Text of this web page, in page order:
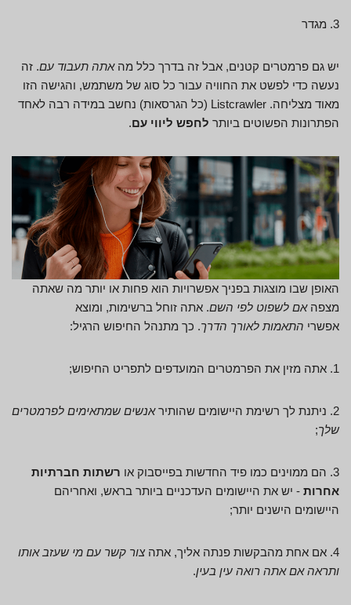
3. מגדר
יש גם פרמטרים קטנים, אבל זה בדרך כלל מהאתה תעבוד עם. זה
נעשה כדי לפשט את החוויה עבור כל סוג של משתמש, והגישה הזו
מאוד מצליחה. Listcrawler (כל הגרסאות) נחשב במידה רבה לאחד
הפתרונות הפשוטים ביותר לחפש ליווי עם.
האופן שבו מוצגות בפניך אפשרויות הוא פחות או יותר מה שאתה
מצפהאם לשפוט לפי השם. אתה זוחל ברשימות, ומוצא
אפשרי התאמות לאורך הדרך. כך מתנהל החיפוש הרגיל:
1. אתה מזין את הפרמטרים המועדפים לתפריט החיפוש;
2. ניתנת לך רשימת היישומים שהותיר
אנשים שמתאימים לפרמטרים
שלך;
3. הם ממוינים כמו פיד החדשות בפייסבוק או
רשתות חברתיות
אחרות - יש את היישומים העדכניים ביותר בראש, ואחריהם
היישומים הישנים יותר;
4. אם אחת מהבקשות פנתה אליך, אתה
צור קשר עם מי שעזב אותו
ותראה אם אתה רואה עין בעין.